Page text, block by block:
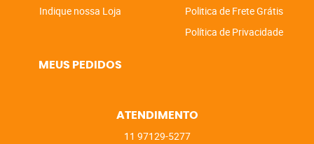
Indique nossa Loja
Politica de Frete Grátis
Política de Privacidade
MEUS PEDIDOS
ATENDIMENTO
11 97129-5277